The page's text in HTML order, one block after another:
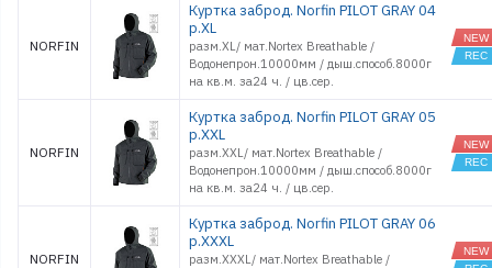
NORFIN
Куртка заброд. Norfin PILOT GRAY 04
р.XL
разм.XL/ мат.Nortex Breathable /
Водонепрон.10000мм / дыш.способ.8000г
на кв.м. за24 ч. / цв.сер.
NORFIN
Куртка заброд. Norfin PILOT GRAY 05
р.XXL
разм.XXL/ мат.Nortex Breathable /
Водонепрон.10000мм / дыш.способ.8000г
на кв.м. за24 ч. / цв.сер.
NORFIN
Куртка заброд. Norfin PILOT GRAY 06
р.XXXL
разм.XXXL/ мат.Nortex Breathable /